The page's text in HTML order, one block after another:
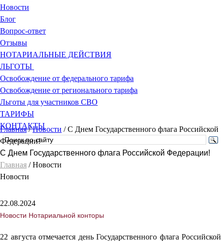
Новости
Блог
Вопрос-ответ
Отзывы
НОТАРИАЛЬНЫЕ ДЕЙСТВИЯ
ЛЬГОТЫ
Освобождение от федерального тарифа
Освобождение от регионального тарифа
Льготы для участников СВО
ТАРИФЫ
КОНТАКТЫ
Главная / Новости / С Днем Государственного флага Российской
Федерации!
С Днем Государственного флага Российской Федерации!
Главная / Новости
Новости
22.08.2024
Новости Нотариальной конторы
22 августа отмечается день Государственного флага Российской